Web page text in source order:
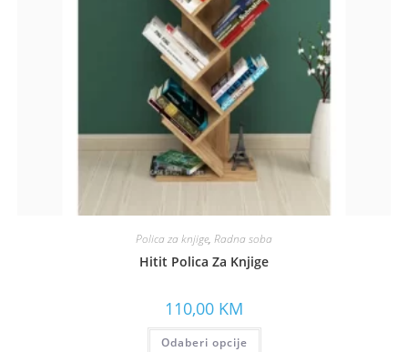
Polica za knjige, Radna soba
Hitit Polica Za Knjige
110,00 KM
Odaberi opcije